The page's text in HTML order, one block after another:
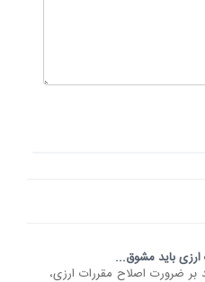
باید مشوق...
بر ضرورت اصلاح مقررات ارزی،